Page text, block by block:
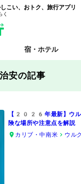
い、おトク、旅行アプリ
く
宿・ホテル
安の記事
【2026年最新】ウル
険な場所や注意点を解説
カリブ・中南米
ウル